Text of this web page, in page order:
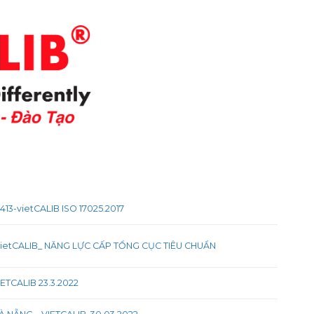
vietCALIB ISO 17025.2017
NĂNG LỰC CẤP TỔNG CỤC TIÊU CHUẨN
23.3.2022